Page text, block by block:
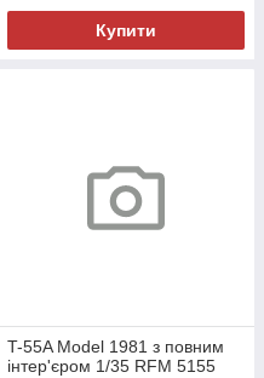
Купити
T-55A Model 1981 з повним
інтер'єром 1/35 RFM 5155